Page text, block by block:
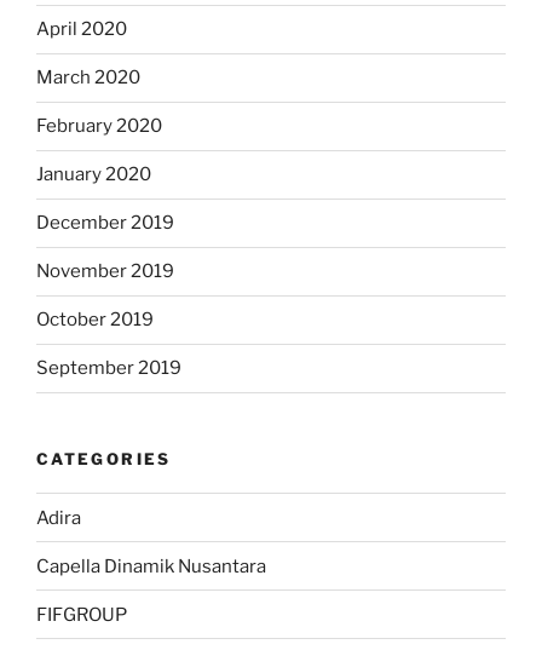
April 2020
March 2020
February 2020
January 2020
December 2019
November 2019
October 2019
September 2019
CATEGORIES
Adira
Capella Dinamik Nusantara
FIFGROUP